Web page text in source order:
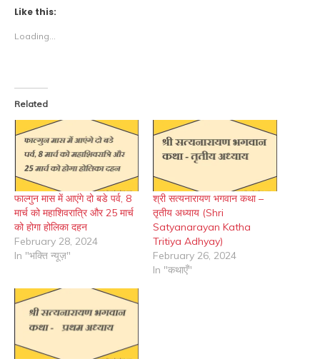
Like this:
Loading...
Related
फाल्गुन मास में आएंगे दो बडे पर्व, 8
मार्च को महाशिवरात्रि और 25 मार्च
को होगा होलिका दहन
February 28, 2024
In "भक्ति न्यूज़"
श्री सत्यनारायण भगवान कथा –
तृतीय अध्याय (Shri
Satyanarayan Katha
Tritiya Adhyay)
February 26, 2024
In "कथाएँ"